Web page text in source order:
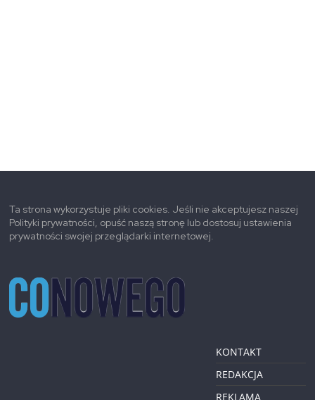
Ta strona wykorzystuje pliki cookies. Jeśli nie akceptujesz naszej
Polityki prywatności, opuść naszą stronę lub dostosuj ustawienia
prywatności swojej przeglądarki internetowej.
KONTAKT
REDAKCJA
REKLAMA